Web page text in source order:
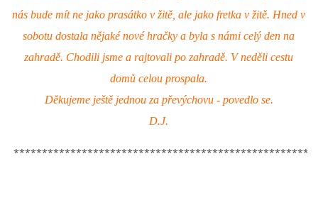
JAK NÁM POMOCI - POMÁHAJÍ NÁM :-)
Fretky Boleslav, z.s.
nás bude mít ne jako prasátko v žitě, ale jako fretka v žitě. Hned v
sobotu dostala nějaké nové hračky a byla s námi celý den na
zahradě. Chodili jsme a rajtovali po zahradě. V neděli cestu
domů celou prospala.
Děkujeme ještě jednou za převýchovu - povedlo se.
D.J.